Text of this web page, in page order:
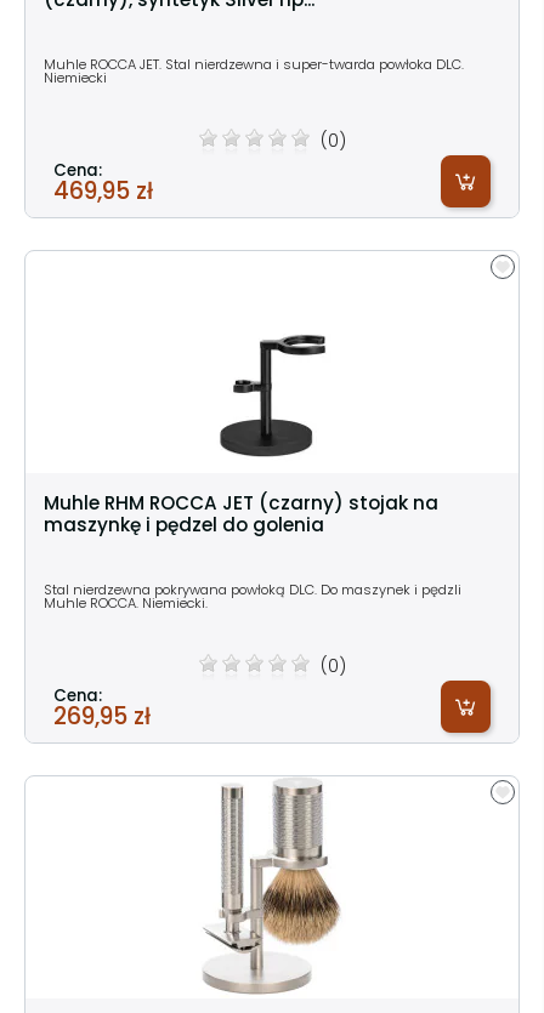
Muhle ROCCA JET. Stal nierdzewna i super-twarda powłoka DLC.
Niemiecki
(0)
Cena:
469,95 zł
Muhle RHM ROCCA JET (czarny) stojak na
maszynkę i pędzel do golenia
Stal nierdzewna pokrywana powłoką DLC. Do maszynek i pędzli
Muhle ROCCA. Niemiecki.
(0)
Cena:
269,95 zł